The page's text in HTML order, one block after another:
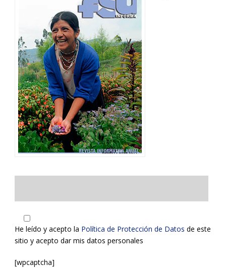
He leído y acepto la Política de Protección de Datos de este
sitio y acepto dar mis datos personales
[wpcaptcha]